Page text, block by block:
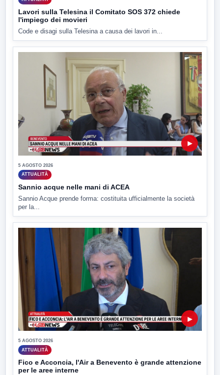
Lavori sulla Telesina il Comitato SOS 372 chiede
l'impiego dei movieri
Code e disagi sulla Telesina a causa dei lavori in...
▶
5 AGOSTO 2026
ATTUALITÀ
Sannio acque nelle mani di ACEA
Sannio Acque prende forma: costituita ufficialmente la società
per la...
▶
5 AGOSTO 2026
ATTUALITÀ
Fico e Acconcia, l'Air a Benevento è grande attenzione
per le aree interne